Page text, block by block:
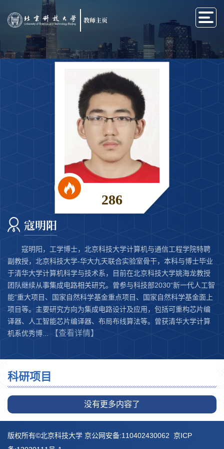
教师主页
286
寇明阳
寇明阳，工学博士，北京科技大学计算机与通信工程学院特聘
副教授，北京科技大学-华大九天联合实验室骨干，本科与博士毕业
于清华大学计算机科学与技术系，目前在北京科技大学姚海龙教授
团队继续从事集成电路相关研究。曾参与科技部2030“新一代人工智
能”重大项目、国家自然科学基金重点项目、国家自然科学基金面上
项目等。主要研究方向为集成电路设计及应用，包括可重构芯片编
译器、人工智能芯片编译器、布局布线算法等。曾获清华大学计算
机系优秀博...
【查看详情】
科研项目
没有更多内容了
版权所有©北京科技大学 京公网安备:110402430062 京ICP